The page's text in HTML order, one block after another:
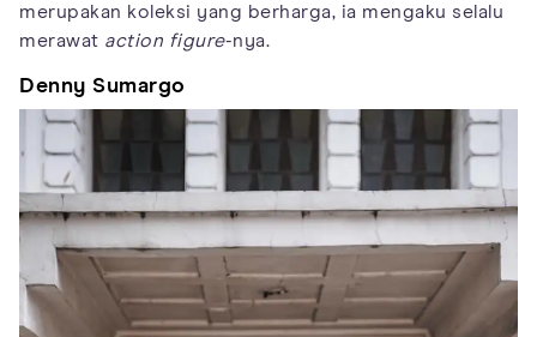
merupakan koleksi yang berharga, ia mengaku selalu
merawat action figure-nya.
Denny Sumargo